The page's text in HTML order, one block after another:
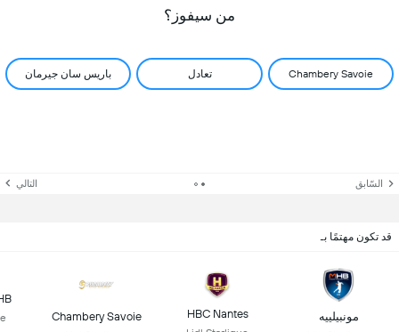
من سيفوز؟
Chambery Savoie تعادل باريس سان جيرمان
السّابق التالي
قد تكون مهتمًا بـ
مونبيلييه HBC Nantes
Chambery Savoie